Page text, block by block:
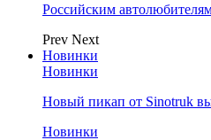
Российским
Prev Next
Новинки
Новинки
Новый пикап от Sinotruk
Новинки